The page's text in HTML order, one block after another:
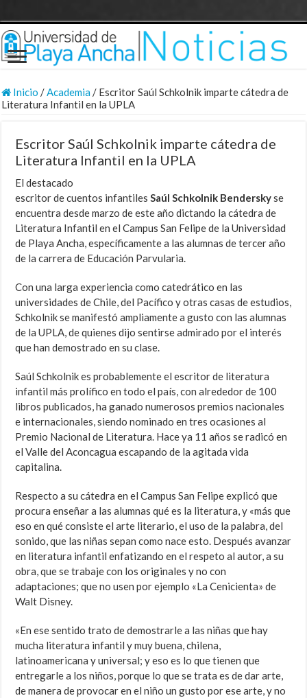
Inicio /Academia/ Escritor Saúl Schkolnik imparte cátedra de
Literatura Infantil en la UPLA
Escritor Saúl Schkolnik imparte cátedra de
Literatura Infantil en la UPLA
El destacado
escritor de cuentos infantilesSaúl Schkolnik Benderskyse
encuentra desde marzo de este año dictando la cátedra de
Literatura Infantil en el Campus San Felipe de la Universidad
de Playa Ancha, específicamente a las alumnas de tercer año
de la carrera de Educación Parvularia.
Con una larga experiencia como catedrático en las
universidades de Chile, del Pacífico y otras casas de estudios,
Schkolnik se manifestó ampliamente a gusto con las alumnas
de la UPLA, de quienes dijo sentirse admirado por el interés
que han demostrado en su clase.
Saúl Schkolnik es probablemente el escritor de literatura
infantil más prolífico en todo el país, con alrededor de 100
libros publicados, ha ganado numerosos premios nacionales
e internacionales, siendo nominado en tres ocasiones al
Premio Nacional de Literatura. Hace ya 11 años se radicó en
el Valle del Aconcagua escapando de la agitada vida
capitalina.
Respecto a su cátedra en el Campus San Felipe explicó que
procura enseñar a las alumnas qué es la literatura, y «más que
eso en qué consiste el arte literario, el uso de la palabra, del
sonido, que las niñas sepan como nace esto. Después avanzar
en literatura infantil enfatizando en el respeto al autor, a su
obra, que se trabaje con los originales y no con
adaptaciones; que no usen por ejemplo «La Cenicienta» de
Walt Disney.
«En ese sentido trato de demostrarle a las niñas que hay
mucha literatura infantil y muy buena, chilena,
latinoamericana y universal; y eso es lo que tienen que
entregarle a los niños, porque lo que se trata es de dar arte,
de manera de provocar en el niño un gusto por ese arte, y no